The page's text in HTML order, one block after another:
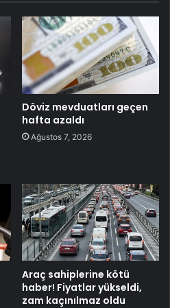
Döviz mevduatları geçen
hafta azaldı
Ağustos 7, 2026
Araç sahiplerine kötü
haber! Fiyatlar yükseldi,
zam kaçınılmaz oldu